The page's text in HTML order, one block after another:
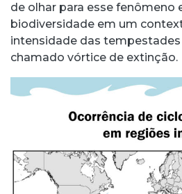
de olhar para esse fenômeno
biodiversidade em um
intensidade das
chamado vórtice de extinção.